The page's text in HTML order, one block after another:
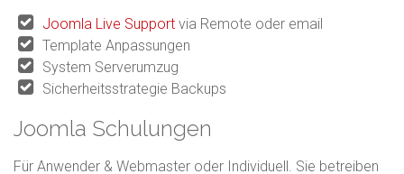
Joomla Live Support via Remote oder email
Template Anpassungen
System Serverumzug
Sicherheitsstrategie Backups
Joomla Schulungen
Für Anwender & Webmaster oder Individuell. Sie betreiben